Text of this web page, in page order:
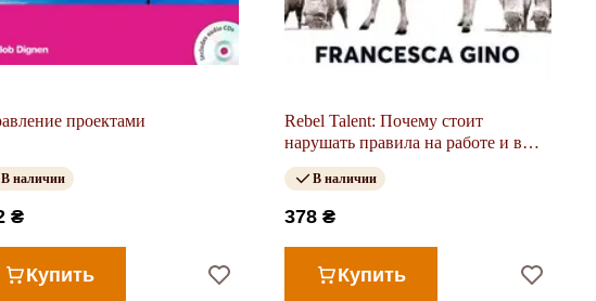
проектами
В наличии
₴
Купить
Rebel Talent: Почему стоит
нарушать правила на работе и в
жизни
В наличии
378 ₴
Купить